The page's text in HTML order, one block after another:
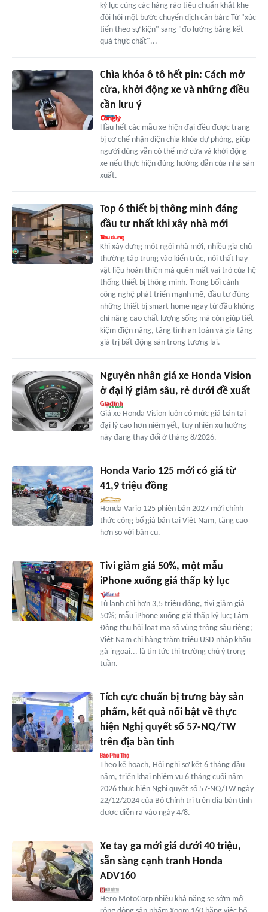
kỷ lục cùng các hàng rào tiêu chuẩn khắt khe
đòi hỏi một bước chuyển dịch căn bản: Từ "xúc
tiến theo sự kiện" sang "đo lường bằng kết
quả thực chất"...
Chìa khóa ô tô hết pin: Cách mở
cửa, khởi động xe và những điều
cần lưu ý
Hầu hết các mẫu xe hiện đại đều được trang
bị cơ chế nhận diện chìa khóa dự phòng, giúp
người dùng vẫn có thể mở cửa và khởi động
xe nếu thực hiện đúng hướng dẫn của nhà sản
xuất.
Top 6 thiết bị thông minh đáng
đầu tư nhất khi xây nhà mới
Khi xây dựng một ngôi nhà mới, nhiều gia chủ
thường tập trung vào kiến trúc, nội thất hay
vật liệu hoàn thiện mà quên mất vai trò của hệ
thống thiết bị thông minh. Trong bối cảnh
công nghệ phát triển mạnh mẽ, đầu tư đúng
những thiết bị smart home ngay từ đầu không
chỉ nâng cao chất lượng sống mà còn giúp tiết
kiệm điện năng, tăng tính an toàn và gia tăng
giá trị bất động sản trong tương lai.
Nguyên nhân giá xe Honda Vision
ở đại lý giảm sâu, rẻ dưới đề xuất
Giá xe Honda Vision luôn có mức giá bán tại
đại lý cao hơn niêm yết, tuy nhiên xu hướng
này đang thay đổi ở tháng 8/2026.
Honda Vario 125 mới có giá từ
41,9 triệu đồng
Honda Vario 125 phiên bản 2027 mới chính
thức công bố giá bán tại Việt Nam, tăng cao
hơn so với bản cũ.
Tivi giảm giá 50%, một mẫu
iPhone xuống giá thấp kỷ lục
Tủ lạnh chỉ hơn 3,5 triệu đồng, tivi giảm giá
50%; mẫu iPhone xuống giá thấp kỷ lục; Lâm
Đồng thu hồi loạt mã số vùng trồng sầu riêng;
Việt Nam chi hàng trăm triệu USD nhập khẩu
gà 'ngoại... là tin tức thị trường chú ý trong
tuần.
Tích cực chuẩn bị trưng bày sản
phẩm, kết quả nổi bật về thực
hiện Nghị quyết số 57-NQ/TW
trên địa bàn tỉnh
Theo kế hoạch, Hội nghị sơ kết 6 tháng đầu
năm, triển khai nhiệm vụ 6 tháng cuối năm
2026 thực hiện Nghị quyết số 57-NQ/TW ngày
22/12/2024 của Bộ Chính trị trên địa bàn tỉnh
được diễn ra vào ngày 4/8.
Xe tay ga mới giá dưới 40 triệu,
sẵn sàng cạnh tranh Honda
ADV160
Hero MotoCorp nhiều khả năng sẽ sớm mở